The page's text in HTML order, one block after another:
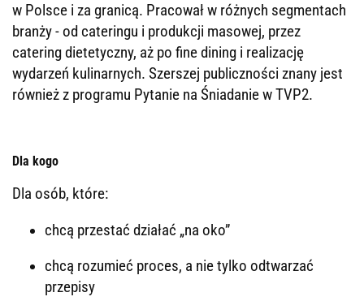
w Polsce i za granicą. Pracował w różnych segmentach
branży - od cateringu i produkcji masowej, przez
catering dietetyczny, aż po fine dining i realizację
wydarzeń kulinarnych. Szerszej publiczności znany jest
również z programu Pytanie na Śniadanie w TVP2.
Dla kogo
Dla osób, które:
chcą przestać działać „na oko”
chcą rozumieć proces, a nie tylko odtwarzać
przepisy